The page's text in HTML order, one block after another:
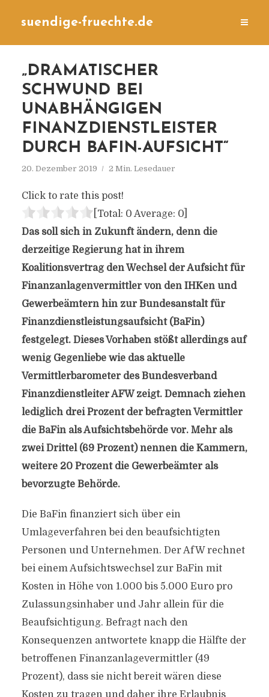
suendige-fruechte.de
„DRAMATISCHER
SCHWUND BEI
UNABHÄNGIGEN
FINANZDIENSTLEISTER
DURCH BAFIN-AUFSICHT“
20. Dezember 2019 2 Min. Lesedauer
Click to rate this post!
[Total: 0 Average: 0]
Das soll sich in Zukunft ändern, denn die
derzeitige Regierung hat in ihrem
Koalitionsvertrag den Wechsel der Aufsicht für
Finanzanlagenvermittler von den IHKen und
Gewerbeämtern hin zur Bundesanstalt für
Finanzdienstleistungsaufsicht (BaFin)
festgelegt. Dieses Vorhaben stößt allerdings auf
wenig Gegenliebe wie das aktuelle
Vermittlerbarometer des Bundesverband
Finanzdienstleiter AFW zeigt. Demnach ziehen
lediglich drei Prozent der befragten Vermittler
die BaFin als Aufsichtsbehörde vor. Mehr als
zwei Drittel (69 Prozent) nennen die Kammern,
weitere 20 Prozent die Gewerbeämter als
bevorzugte Behörde.
Die BaFin finanziert sich über ein
Umlageverfahren bei den beaufsichtigten
Personen und Unternehmen. Der AfW rechnet
bei einem Aufsichtswechsel zur BaFin mit
Kosten in Höhe von 1.000 bis 5.000 Euro pro
Zulassungsinhaber und Jahr allein für die
Beaufsichtigung. Befragt nach den
Konsequenzen antwortete knapp die Hälfte der
betroffenen Finanzanlagevermittler (49
Prozent), dass sie nicht bereit wären diese
Kosten zu tragen und daher ihre Erlaubnis